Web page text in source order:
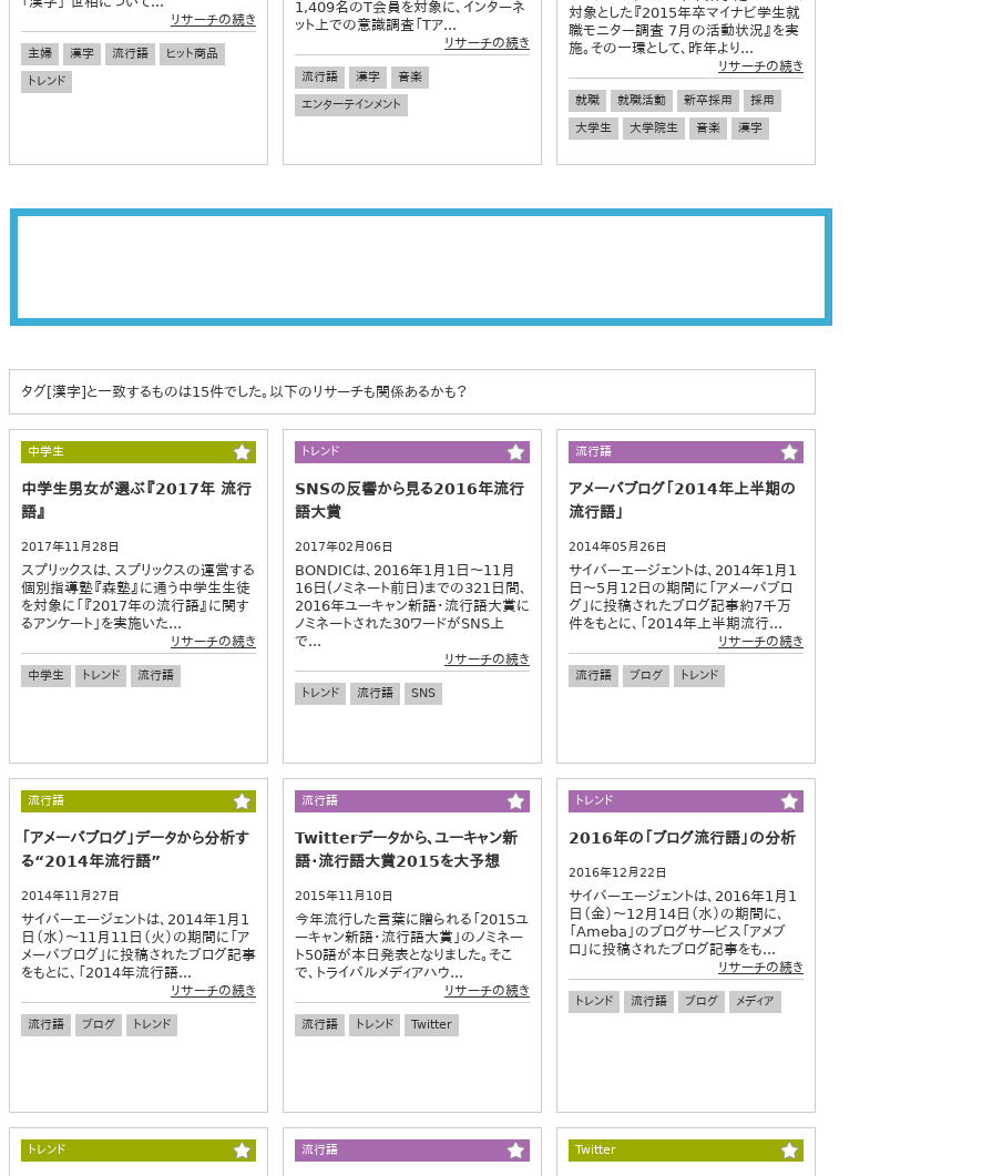
リサーチの続き
主婦 漢字 流行語
ヒット商品
トレンド
1,409名のT会員を対象に、インターネ
ット上での意識調査「Tア...
リサーチの続き
流行語 漢字
音楽
エンターテインメント
対象とした『2015年卒マイナビ学生就
職モニター調査 7月の活動状況』を実
施。その一環として、昨年より...
リサーチの続き
就職 就職活動 新卒採用
採用
大学生
大学院生 音楽 漢字
タグ[漢字]と一致するものは15件でした。以下のリサーチも関係あるかも？
中学生
中学生男女が選ぶ『2017年 流行
語』
2017年11月28日
スプリックスは、スプリックスの運営する
個別指導塾『森塾』に通う中学生生徒
を対象に「『2017年の流行語』に関す
るアンケート」を実施いた...
リサーチの続き
中学生 トレンド 流行語
トレンド
SNSの反響から見る2016年流行
語大賞
2017年02月06日
BONDICは、2016年1月1日～11月
16日(ノミネート前日)までの321日間、
2016年ユーキャン新語・流行語大賞に
ノミネートされた30ワードがSNS上
で...
リサーチの続き
トレンド 流行語 SNS
流行語
アメーバブログ「2014年上半期の
流行語」
2014年05月26日
サイバーエージェントは、2014年1月1
日～5月12日の期間に「アメーバブロ
グ」に投稿されたブログ記事約7千万
件をもとに、「2014年上半期流行...
リサーチの続き
流行語 ブログ トレンド
流行語
「アメーバブログ」データから分析す
る“2014年流行語”
2014年11月27日
サイバーエージェントは、2014年1月1
日（水）～11月11日（火）の期間に「ア
メーバブログ」に投稿されたブログ記事
をもとに、「2014年流行語...
リサーチの続き
流行語 ブログ トレンド
流行語
Twitterデータから、ユーキャン新
語・流行語大賞2015を大予想
2015年11月10日
今年流行した言葉に贈られる「2015ユ
ーキャン新語・流行語大賞」のノミネー
ト50語が本日発表となりました。そこ
で、トライバルメディアハウ...
リサーチの続き
流行語 トレンド Twitter
トレンド
2016年の「ブログ流行語」の分析
2016年12月22日
サイバーエージェントは、2016年1月1
日（金）～12月14日（水）の期間に、
「Ameba」のブログサービス「アメブ
ロ」に投稿されたブログ記事をも...
リサーチの続き
トレンド 流行語 ブログ メディア
トレンド 流行語 Twitter